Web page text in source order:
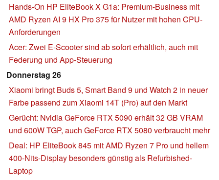
Hands-On HP EliteBook X G1a: Premium-Business mit
AMD Ryzen AI 9 HX Pro 375 für Nutzer mit hohen CPU-
Anforderungen
Acer: Zwei E-Scooter sind ab sofort erhältlich, auch mit
Federung und App-Steuerung
Donnerstag 26
Xiaomi bringt Buds 5, Smart Band 9 und Watch 2 in neuer
Farbe passend zum Xiaomi 14T (Pro) auf den Markt
Gerücht: Nvidia GeForce RTX 5090 erhält 32 GB VRAM
und 600W TGP, auch GeForce RTX 5080 verbraucht mehr
Deal: HP EliteBook 845 mit AMD Ryzen 7 Pro und hellem
400-Nits-Display besonders günstig als Refurbished-
Laptop